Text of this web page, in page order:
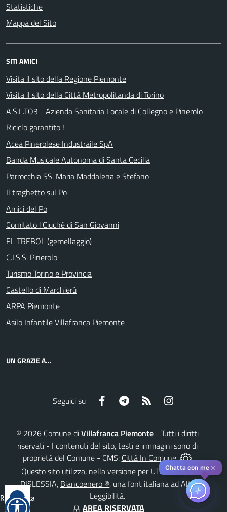
Statistiche
Mappa del Sito
SITI AMICI
Visita il sito della Regione Piemonte
Visita il sito della Città Metropolitanda di Torino
A.S.L.TO3 - Azienda Sanitaria Locale di Collegno e Pinerolo
Riciclo garantito !
Acea Pinerolese Industraile SpA
Banda Musicale Autonoma di Santa Cecilia
Parrocchia SS. Maria Maddalena e Stefano
Il traghetto sul Po
Amici del Po
Comitato l'Ciuchè di San Giovanni
EL TREBOL (gemellaggio)
C.I.S.S. Pinerolo
Turismo Torino e Provincia
Castello di Marchierù
ARPA Piemonte
Asilo Infantile Villafranca Piemonte
UN GRAZIE A...
Seguici su Facebook Telegram RSS
© 2026 Comune diVillafranca Piemonte - Tutti i diritti
riservati - I contenuti del sito, testi e immagini sono di
proprietà del Comune - CMS: Città In Comune
Questo sito utilizza, nella versione per UTENTI CON
DISLESSIA, Biancoenero ®, una font italiana ad Alta
Leggibilità.
AREA RISERVATA
Reimposta
tutto
Chatta con me ✕